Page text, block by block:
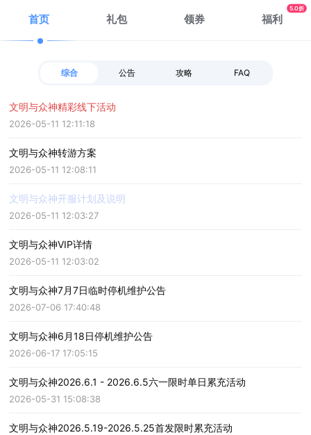
通过竞技场，佣兵之王，泳池派对等玩法还可以让玩家一步一步成
首页 礼包 领券 福利
5.0折
综合 公告 攻略 FAQ
文明与众神精彩线下活动
2026-05-11 12:11:18
文明与众神转游方案
2026-05-11 12:08:11
文明与众神开服计划及说明
2026-05-11 12:03:27
文明与众神VIP详情
2026-05-11 12:03:02
文明与众神7月7日临时停机维护公告
2026-07-06 17:40:48
文明与众神6月18日停机维护公告
2026-06-17 17:05:15
文明与众神2026.6.1 - 2026.6.5六一限时单日累充活动
2026-05-31 15:08:38
文明与众神2026.5.19-2026.5.25首发限时累充活动